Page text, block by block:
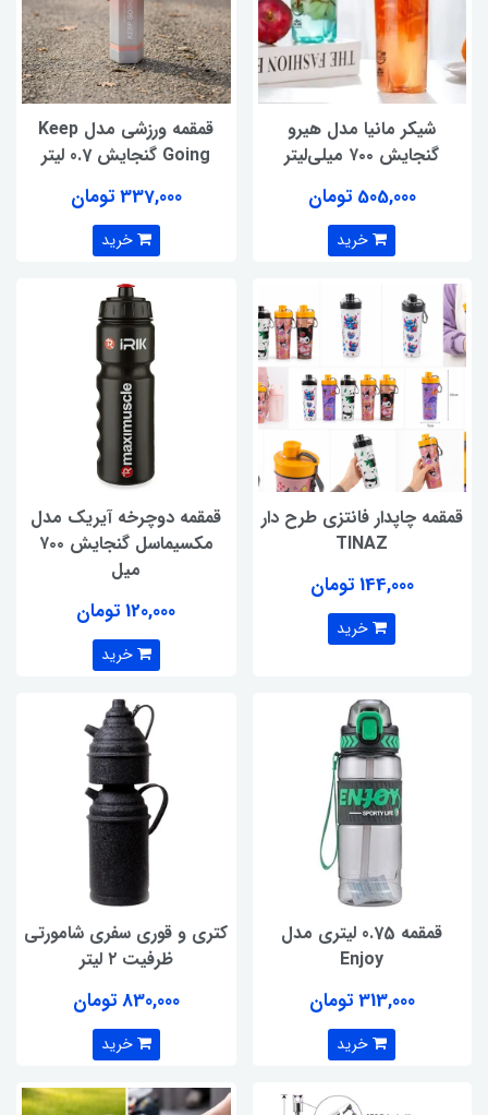
شیکر مانیا مدل هیرو
گنجایش ۷۰۰ میلی‌لیتر
505,000 تومان
خرید
قمقمه ورزشی مدل Keep
Going گنجایش 0.7 لیتر
337,000 تومان
خرید
قمقمه چاپدار فانتزی طرح دار
TINAZ
144,000 تومان
خرید
قمقمه دوچرخه آیریک مدل
مکسیماسل گنجایش ۷۰۰
میل
120,000 تومان
خرید
قمقمه 0.75 لیتری مدل
Enjoy
313,000 تومان
خرید
کتری و قوری سفری شامورتی
ظرفیت ۲ لیتر
830,000 تومان
خرید